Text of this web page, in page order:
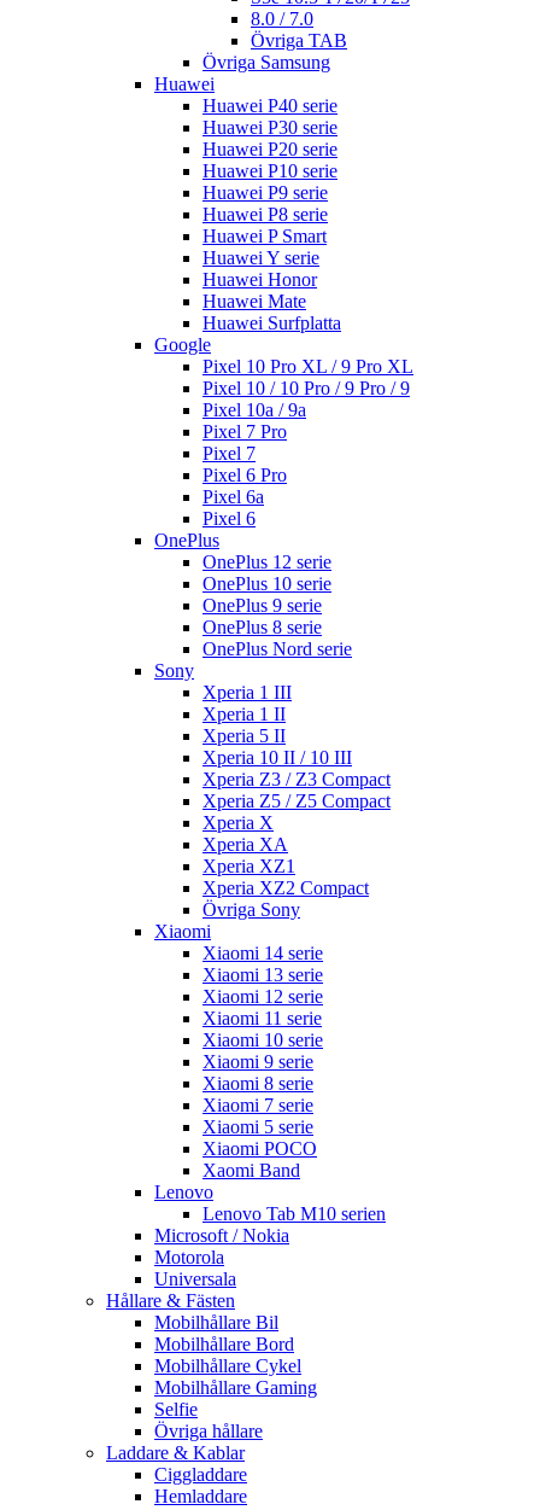
8.0 / 7.0
Övriga TAB
Övriga Samsung
Huawei
Huawei P40 serie
Huawei P30 serie
Huawei P20 serie
Huawei P10 serie
Huawei P9 serie
Huawei P8 serie
Huawei P Smart
Huawei Y serie
Huawei Honor
Huawei Mate
Huawei Surfplatta
Google
Pixel 10 Pro XL / 9 Pro XL
Pixel 10 / 10 Pro / 9 Pro / 9
Pixel 10a / 9a
Pixel 7 Pro
Pixel 7
Pixel 6 Pro
Pixel 6a
Pixel 6
OnePlus
OnePlus 12 serie
OnePlus 10 serie
OnePlus 9 serie
OnePlus 8 serie
OnePlus Nord serie
Sony
Xperia 1 III
Xperia 1 II
Xperia 5 II
Xperia 10 II / 10 III
Xperia Z3 / Z3 Compact
Xperia Z5 / Z5 Compact
Xperia X
Xperia XA
Xperia XZ1
Xperia XZ2 Compact
Övriga Sony
Xiaomi
Xiaomi 14 serie
Xiaomi 13 serie
Xiaomi 12 serie
Xiaomi 11 serie
Xiaomi 10 serie
Xiaomi 9 serie
Xiaomi 8 serie
Xiaomi 7 serie
Xiaomi 5 serie
Xiaomi POCO
Xaomi Band
Lenovo
Lenovo Tab M10 serien
Microsoft / Nokia
Motorola
Universala
Hållare & Fästen
Mobilhållare Bil
Mobilhållare Bord
Mobilhållare Cykel
Mobilhållare Gaming
Selfie
Övriga hållare
Laddare & Kablar
Ciggladdare
Hemladdare